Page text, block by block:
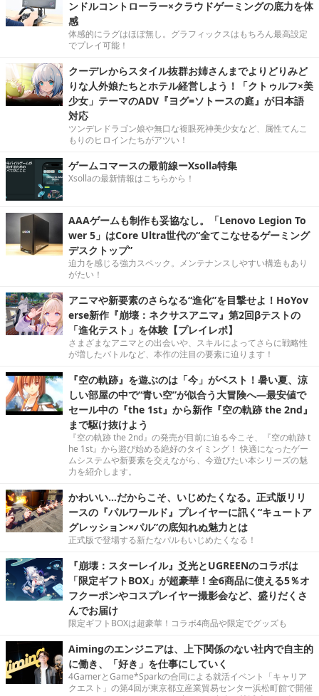
ンドルコントローラー×クラウドゲーミングの底力を体
感
体感的にラグはほぼ無し。グラフィックスはもちろん最高設定
でプレイ可能！
クーデレからスタイル抜群お姉さんまでよりどりみど
りな人外娘たちとホテル経営しよう！「クトゥルフ×美
少女」テーマのADV『ヨグ=ソトースの庭』が日本語
対応
ツンデレドラゴン娘や無口な複眼死神美少女など、属性てんこ
もりのヒロインたちがアツい！
ゲームコマースの最前線ーXsolla特集
Xsollaの最新情報はこちらから！
AAAゲームも制作も妥協なし。「Lenovo Legion To
wer 5」はCore Ultra世代の“全てこなせるゲーミング
デスクトップ”
迫力を感じる強力スペック。メンテナンスしやすい構造もあり
がたい！
アニマや新要素のさらなる“進化”を目撃せよ！HoYov
erse新作『崩壊：ネクサスアニマ』第2回βテストの
「進化テスト」を体験【プレイレポ】
さまざまなアニマとの出会いや、スキルによってさらに戦略性
が増したバトルなど、本作の注目の要素に迫ります！
『空の軌跡』を遊ぶのは「今」がベスト！暑い夏、涼
しい部屋の中で“青い空”が似合う大冒険へ―最安値で
セール中の『the 1st』から新作『空の軌跡 the 2nd』
まで駆け抜けよう
『空の軌跡 the 2nd』の発売が目前に迫る今こそ、『空の軌跡 t
he 1st』から遊び始める絶好のタイミング！ 快適になったゲー
ムシステムや新要素を交えながら、今遊びたい本シリーズの魅
力を紹介します。
かわいい…だからこそ、いじめたくなる。正式版リリ
ースの『パルワールド』プレイヤーに訊く“キュートア
グレッション×パル”の底知れぬ魅力とは
正式版で登場する新たなパルもいじめたくなる！
『崩壊：スターレイル』爻光とUGREENのコラボは
「限定ギフトBOX」が超豪華！全6商品に使える5％オ
フクーポンやコスプレイヤー撮影会など、盛りだくさ
んでお届け
限定ギフトBOXは超豪華！コラボ4商品や限定でグッズも
Aimingのエンジニアは、上下関係のない社内で自主的
に働き、「好き」を仕事にしていく
4GamerとGame*Sparkの合同による就活イベント「キャリア
クエスト」の第4回が東京都立産業貿易センター浜松町館で開催